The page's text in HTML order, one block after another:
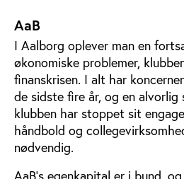
AaB
I Aalborg oplever man en
økonomiske problemer,
finanskrisen. I alt har
de sidste fire år, og en alvorlig
klubben har stoppet sit
håndbold og
nødvendig.
AaB’s egenkapital er i bund,